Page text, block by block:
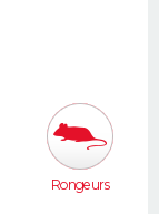
Rongeurs